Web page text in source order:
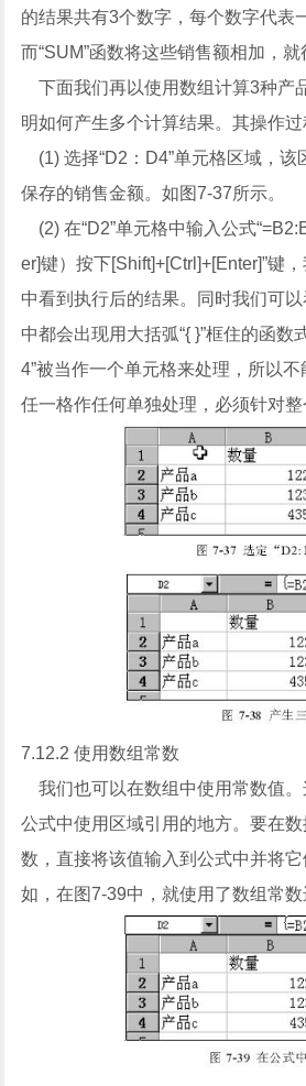
的结果共有3个数字，每个数字代表
而“SUM”函数将这些销售额相加，就
下面我们再以使用数组计算3种产
明如何产生多个计算结果。其操作过
(1) 选择“D2：D4”单元格区域，该
保存的销售金额。如图7-37所示。
(2) 在“D2”单元格中输入公式
er]键）按下[Shift]+[Ctrl]+[Enter]”键
中看到执行后的结果。同时我们可以
中都会出现用大括弧“{ }”框住的函数
4”被当作一个单元格来处理，所以不
任一格作任何单独处理，必须针对整
7.12.2 使用数组常数
我们也可以在数组中使用常数值。
公式中使用区域引用的地方。要在
数，直接将该值输入到公式中并将
如，在图7-39中，就使用了数组常数